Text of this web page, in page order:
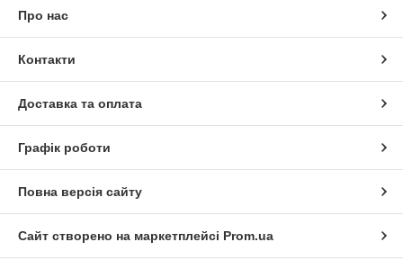
Про нас
Контакти
Доставка та оплата
Графік роботи
Повна версія сайту
Сайт створено на маркетплейсі Prom.ua